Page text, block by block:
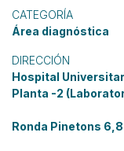
CATEGORÍA
Área diagnóstica
DIRECCIÓN
Hospital
Planta -2
Ronda Pinetons